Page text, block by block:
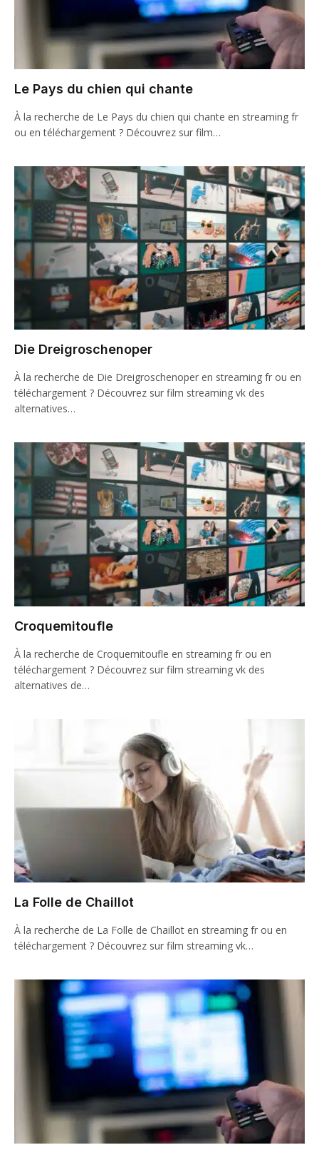
Le Pays du chien qui chante
À la recherche de Le Pays du chien qui chante en streaming fr
ou en téléchargement ? Découvrez sur film…
Die Dreigroschenoper
À la recherche de Die Dreigroschenoper en streaming fr ou en
téléchargement ? Découvrez sur film streaming vk des
alternatives…
Croquemitoufle
À la recherche de Croquemitoufle en streaming fr ou en
téléchargement ? Découvrez sur film streaming vk des
alternatives de…
La Folle de Chaillot
À la recherche de La Folle de Chaillot en streaming fr ou en
téléchargement ? Découvrez sur film streaming vk…